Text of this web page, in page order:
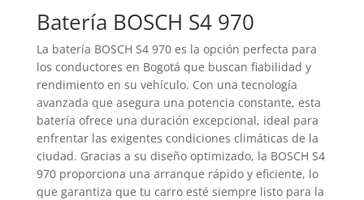
Batería BOSCH S4 970
La batería BOSCH S4 970 es la opción perfecta para
los conductores en Bogotá que buscan fiabilidad y
rendimiento en su vehículo. Con una tecnología
avanzada que asegura una potencia constante, esta
batería ofrece una duración excepcional, ideal para
enfrentar las exigentes condiciones climáticas de la
ciudad. Gracias a su diseño optimizado, la BOSCH S4
970 proporciona una arranque rápido y eficiente, lo
que garantiza que tu carro esté siempre listo para la